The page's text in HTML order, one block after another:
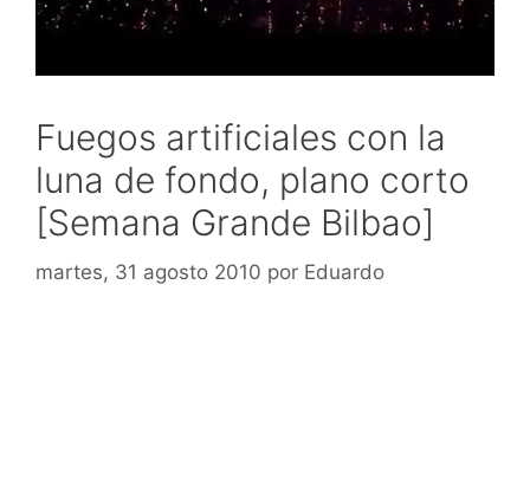
Fuegos artificiales con la
luna de fondo, plano corto
[Semana Grande Bilbao]
martes, 31 agosto 2010 por Eduardo